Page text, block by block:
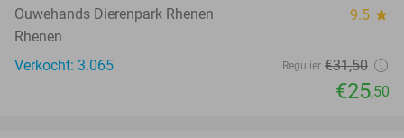
Ouwehands Dierenpark Rhenen 9.5 star
Rhenen
Verkocht: 3.065
Regulier €31,50
€25,50